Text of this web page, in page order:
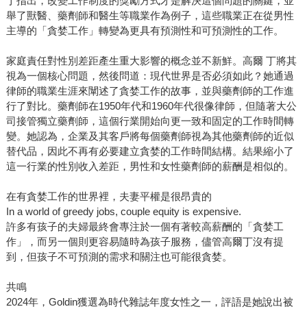
舉了獸醫、藥劑師和醫生等職業作為例子，這些職業正在從男性
主導的「貪婪工作」轉變為更具有預測性和可預測性的工作。
家庭責任對性別差距產生重大影響的概念並不新鮮。高爾 丁將其
視為一個核心問題，然後問道：現代世界是否必須如此？她通過
律師的職業生涯來闡述了貪婪工作的故事，並與藥劑師的工作進
行了對比。藥劑師在1950年代和1960年代很像律師，但隨著大公
司接管獨立藥劑師，這個行業開始向更一致和固定的工作時間轉
變。她認為，企業及其客戶將每個藥劑師視為其他藥劑師的近似
替代品，因此不再有必要建立貪婪的工作時間結構。結果縮小了
這一行業的性別收入差距，男性和女性藥劑師的薪酬是相似的。
在有貪婪工作的世界裡，夫妻平權是很昂貴的
In a world of greedy jobs, couple equity is expensive.
許多有孩子的夫婦最終會專注於一個有著較高薪酬的「貪婪工
作」，而另一個則更容易隨時為孩子服務，儘管高爾丁沒有提
到，但孩子不可預測的需求和關注也可能很貪婪。
共鳴
2024年，Goldin獲選為時代雜誌年度女性之一，評語是她說出被